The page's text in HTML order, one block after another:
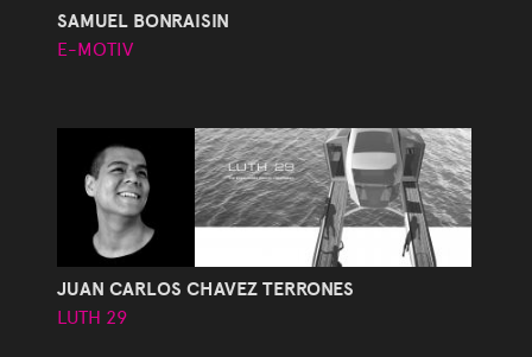
SAMUEL BONRAISIN
E-MOTIV
JUAN CARLOS CHAVEZ TERRONES
LUTH 29